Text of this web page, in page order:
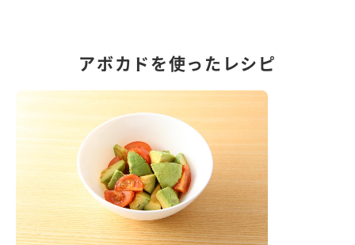
アボカドを使ったレシピ